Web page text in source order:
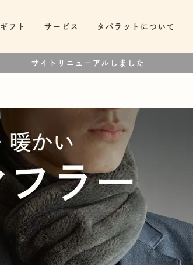
ギフト サービス タバラットについて
サイトリニューアルしました